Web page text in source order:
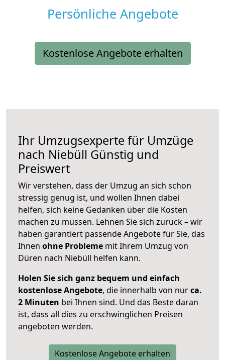
Persönliche Angebote
Kostenlose Angebote erhalten
Ihr Umzugsexperte für Umzüge
nach Niebüll Günstig und
Preiswert
Wir verstehen, dass der Umzug an sich schon
stressig genug ist, und wollen Ihnen dabei
helfen, sich keine Gedanken über die Kosten
machen zu müssen. Lehnen Sie sich zurück – wir
haben garantiert passende Angebote für Sie, das
Ihnen ohne Probleme mit Ihrem Umzug von
Düren nach Niebüll helfen kann.
Holen Sie sich ganz bequem und einfach
kostenlose Angebote, die innerhalb von nurca.
2 Minuten bei Ihnen sind. Und das Beste daran
ist, dass all dies zu erschwinglichen Preisen
angeboten werden.
Kostenlose Angebote erhalten